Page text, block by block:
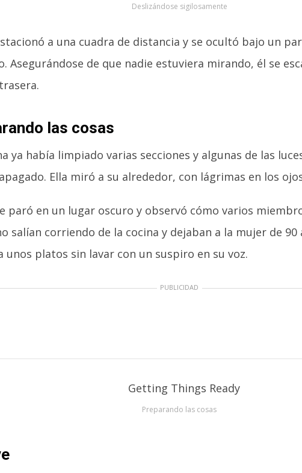
Deslizándose sigilosamente
a una cuadra de distancia y se ocultó bajo un
Asegurándose de que nadie estuviera mirando, él se
las cosas
ya había limpiado varias secciones y algunas de las
Ella miró a su alrededor, con lágrimas en los
paró en un lugar oscuro y observó cómo varios
salían corriendo de la cocina y dejaban a la mujer de 90
unos platos sin lavar con un suspiro en su voz.
PUBLICIDAD
Preparando las cosas